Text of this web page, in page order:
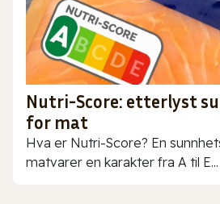
Nutri-Score: etterlyst
for mat
Hva er Nutri-Score? En
matvarer en karakter fra A til E...